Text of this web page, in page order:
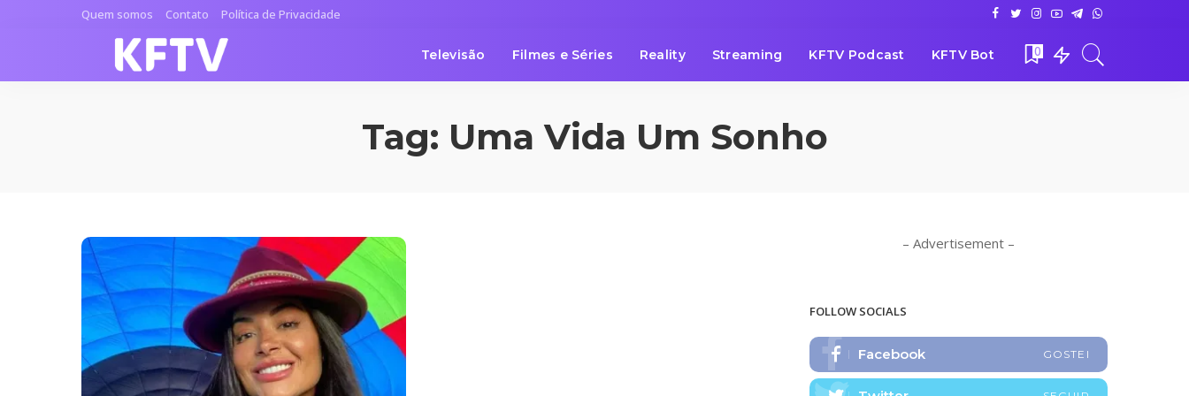
Quem somos Contato Política de Privacidade
Televisão Filmes e Séries Reality Streaming KFTV Podcast KFTV Bot 0
Tag: Uma Vida Um Sonho
– Advertisement –
FOLLOW SOCIALS
Facebook GOSTEI